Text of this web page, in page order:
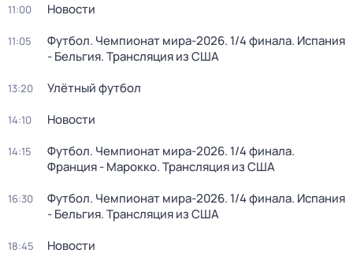
11:00 Новости
11:05
Футбол. Чемпионат мира-2026. 1/4 финала. Испания
- Бельгия. Трансляция из США
13:20 Улётный футбол
14:10 Новости
14:15
Футбол. Чемпионат мира-2026. 1/4 финала.
Франция - Марокко. Трансляция из США
16:30
Футбол. Чемпионат мира-2026. 1/4 финала. Испания
- Бельгия. Трансляция из США
18:45 Новости